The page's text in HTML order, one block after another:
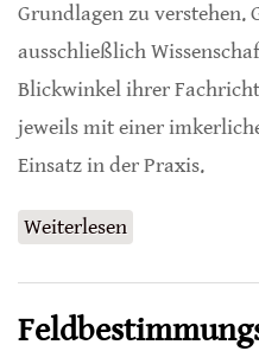
Grundlagen zu verstehen.
ausschließlich
Blickwinkel ihrer
jeweils mit einer
Einsatz in der Praxis.
Weiterlesen